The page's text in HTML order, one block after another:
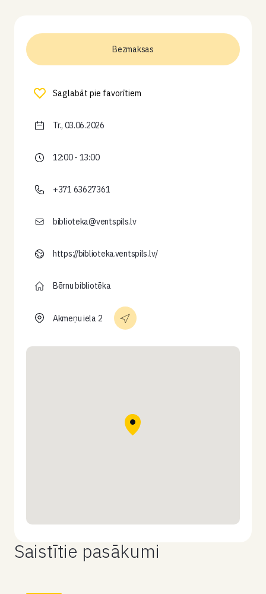
Bezmaksas
Saglabāt pie favorītiem
Tr., 03.06.2026
12:00 - 13:00
+371 63627361
biblioteka@ventspils.lv
https://biblioteka.ventspils.lv/
Bērnu bibliotēka
Akmeņu iela 2
Saistītie pasākumi